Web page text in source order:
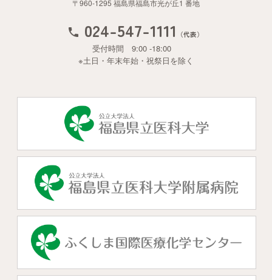
〒960-1295 福島県福島市光が丘1 番地
024-547-1111 （代表）
受付時間 9:00 -18:00
※土日・年末年始・祝祭日を除く